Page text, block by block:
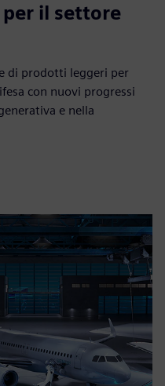
il settore
di prodotti leggeri per
con nuovi progressi
e nella